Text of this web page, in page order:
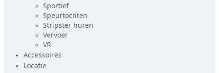
Sportief
Speurtochten
Stripster huren
Vervoer
VR
Accessoires
Locatie